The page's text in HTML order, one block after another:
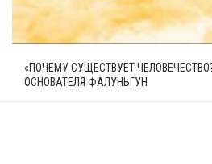
«ПОЧЕМУ СУЩЕСТВУЕТ
ОСНОВАТЕЛЯ ФАЛУНЬГУН